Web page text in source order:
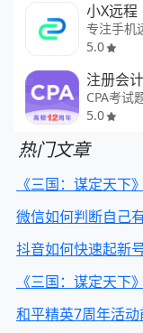
小X远程
5.0
CPA考试
5.0
热门文章
《三国：谋定天下
微信如何判断自己
抖音如何快速起新
《三国：谋定天下
和平精英7周年活